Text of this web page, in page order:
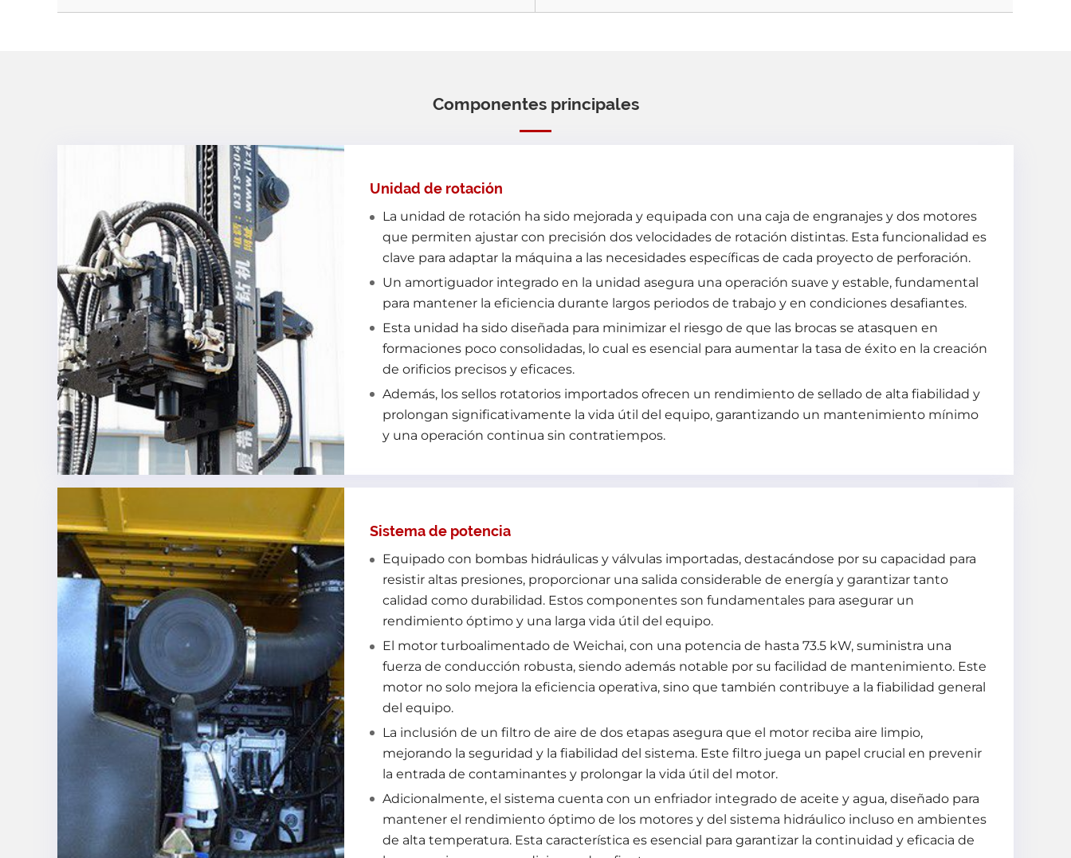
Componentes principales
Unidad de rotación
La unidad de rotación ha sido mejorada y equipada con una caja de engranajes y dos motores
que permiten ajustar con precisión dos velocidades de rotación distintas. Esta funcionalidad es
clave para adaptar la máquina a las necesidades específicas de cada proyecto de perforación.
Un amortiguador integrado en la unidad asegura una operación suave y estable, fundamental
para mantener la eficiencia durante largos periodos de trabajo y en condiciones desafiantes.
Esta unidad ha sido diseñada para minimizar el riesgo de que las brocas se atasquen en
formaciones poco consolidadas, lo cual es esencial para aumentar la tasa de éxito en la creación
de orificios precisos y eficaces.
Además, los sellos rotatorios importados ofrecen un rendimiento de sellado de alta fiabilidad y
prolongan significativamente la vida útil del equipo, garantizando un mantenimiento mínimo
y una operación continua sin contratiempos.
Sistema de potencia
Equipado con bombas hidráulicas y válvulas importadas, destacándose por su capacidad para
resistir altas presiones, proporcionar una salida considerable de energía y garantizar tanto
calidad como durabilidad. Estos componentes son fundamentales para asegurar un
rendimiento óptimo y una larga vida útil del equipo.
El motor turboalimentado de Weichai, con una potencia de hasta 73.5 kW, suministra una
fuerza de conducción robusta, siendo además notable por su facilidad de mantenimiento. Este
motor no solo mejora la eficiencia operativa, sino que también contribuye a la fiabilidad general
del equipo.
La inclusión de un filtro de aire de dos etapas asegura que el motor reciba aire limpio,
mejorando la seguridad y la fiabilidad del sistema. Este filtro juega un papel crucial en prevenir
la entrada de contaminantes y prolongar la vida útil del motor.
Adicionalmente, el sistema cuenta con un enfriador integrado de aceite y agua, diseñado para
mantener el rendimiento óptimo de los motores y del sistema hidráulico incluso en ambientes
de alta temperatura. Esta característica es esencial para garantizar la continuidad y eficacia de